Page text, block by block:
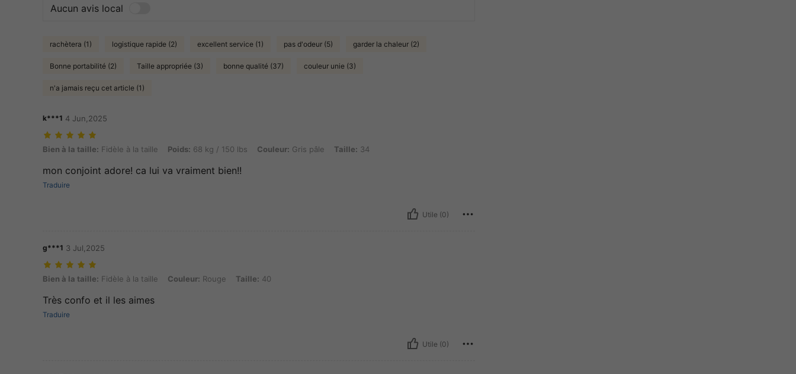
Aucun avis local
rachètera (1) logistique rapide (2) excellent service (1) pas d'odeur (5) garder la chaleur (2)
Bonne portabilité (2) Taille appropriée (3) bonne qualité (37) couleur unie (3)
n'a jamais reçu cet article (1)
k***1 4 Jun,2025
Bien à la taille: Fidèle à la taille, Poids: 68 kg / 150 lbs, Couleur: Gris pâle, Taille: 34
Bien à la taille: Fidèle à la taille Poids: 68 kg / 150 lbs Couleur: Gris pâle Taille: 34
mon conjoint adore! ca lui va vraiment bien!!
Traduire
Utile (0)
g***1 3 Jul,2025
Bien à la taille: Fidèle à la taille, Couleur: Rouge, Taille: 40
Bien à la taille: Fidèle à la taille Couleur: Rouge Taille: 40
Très confo et il les aimes
Traduire
Utile (0)